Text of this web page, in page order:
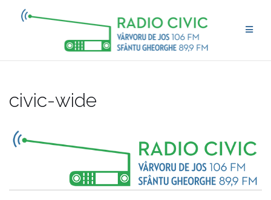
civic-wide